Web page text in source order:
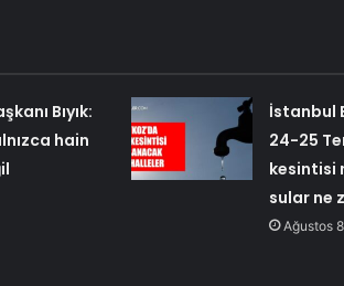
Bıyık:
hain
İstanbul
24-25
kesintisi
sular ne
Ağustos